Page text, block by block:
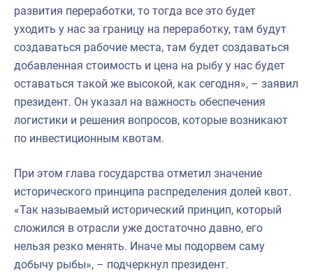
развития переработки, то тогда все это будет
уходить у нас за границу на переработку, там будут
создаваться рабочие места, там будет создаваться
добавленная стоимость и цена на рыбу у нас будет
оставаться такой же высокой, как сегодня», – заявил
президент. Он указал на важность обеспечения
логистики и решения вопросов, которые возникают
по инвестиционным квотам.
При этом глава государства отметил значение
исторического принципа распределения долей квот.
«Так называемый исторический принцип, который
сложился в отрасли уже достаточно давно, его
нельзя резко менять. Иначе мы подорвем саму
добычу рыбы», – подчеркнул президент.